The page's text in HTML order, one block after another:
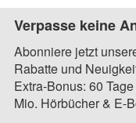
Verpasse keine
Abonniere jetzt
Rabatte und
Extra-Bonus: 60
Mio. Hörbücher & E-